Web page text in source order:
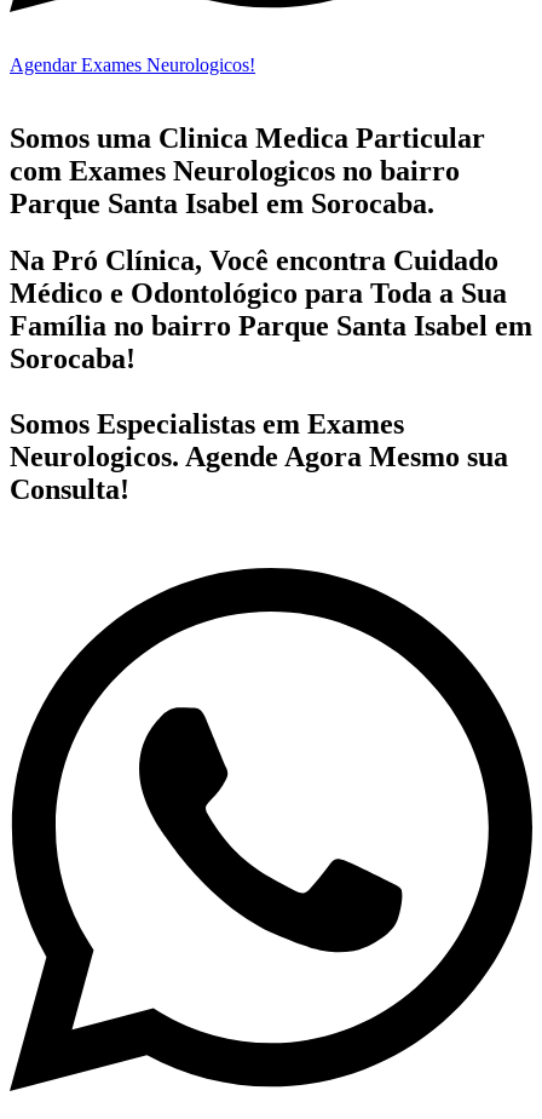
Agendar Exames Neurologicos!
Somos uma Clinica Medica Particular
com Exames Neurologicos no bairro
Parque Santa Isabel em Sorocaba.
Na Pró Clínica, Você encontra Cuidado
Médico e Odontológico para Toda a Sua
Família no bairro Parque Santa Isabel em
Sorocaba!
Somos Especialistas em Exames
Neurologicos. Agende Agora Mesmo sua
Consulta!